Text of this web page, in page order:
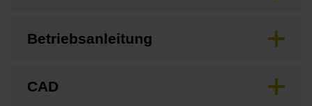
Betriebsanleitung
CAD